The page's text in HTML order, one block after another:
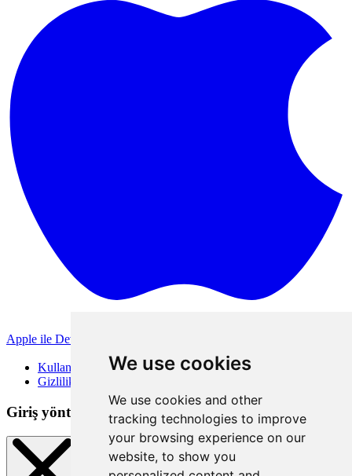
We use cookies
We use cookies and other
tracking technologies to improve
your browsing experience on our
website, to show you
Apple ile Devam Et
Kullanım Koşulları
Gizlilik Politikası
Giriş yöntemleri